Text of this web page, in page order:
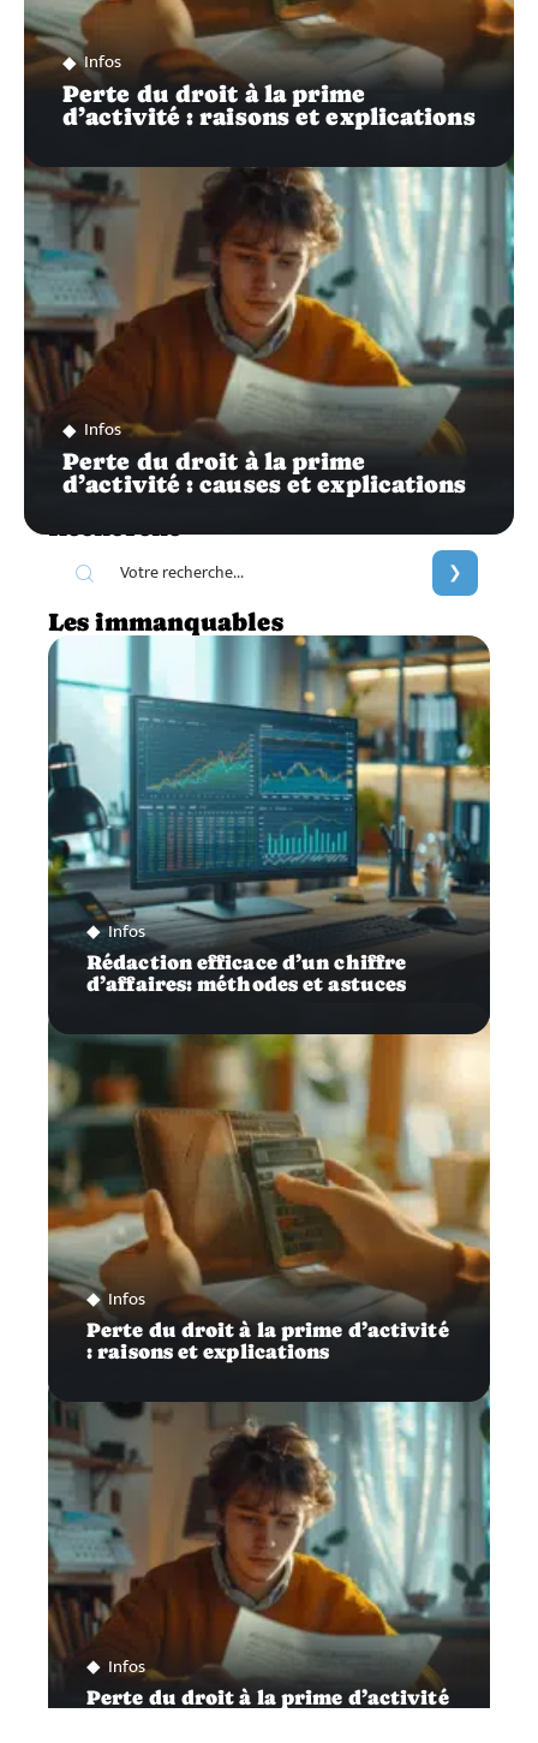
Infos
Perte du droit à la prime
d’activité : raisons et explications
Infos
Perte du droit à la prime
d’activité : causes et explications
Recherche
Les immanquables
Infos
Rédaction efficace d’un chiffre
d’affaires: méthodes et astuces
Infos
Perte du droit à la prime d’activité
: raisons et explications
Infos
Perte du droit à la prime d’activité